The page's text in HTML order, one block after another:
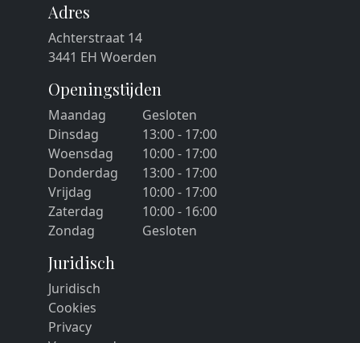
Adres
Achterstraat 14
3441 EH Woerden
Openingstijden
Maandag
Gesloten
Dinsdag
13:00 - 17:00
Woensdag
10:00 - 17:00
Donderdag
13:00 - 17:00
Vrijdag
10:00 - 17:00
Zaterdag
10:00 - 16:00
Zondag
Gesloten
Juridisch
Juridisch
Cookies
Privacy